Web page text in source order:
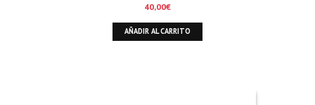
40,00€
AÑADIR AL CARRITO